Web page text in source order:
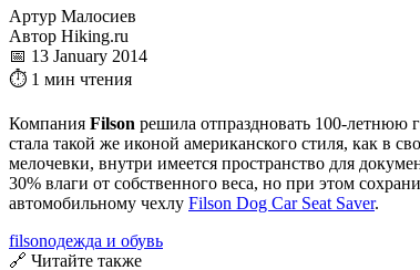
Артур Малосиев
Автор Hiking.ru
📅 13 January 2014
⏱ 1 мин чтения
Компания Filson решила отпраздновать 100-летнюю
стала такой же иконой американского стиля, как в
мелочевки, внутри имеется пространство для
30% влаги от собственного веса, но при этом
автомобильному чехлу Filson Dog Car Seat Saver.
filsonодежда и обувь
🔗 Читайте также